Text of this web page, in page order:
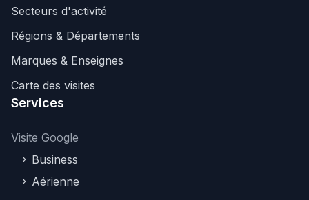
Secteurs d'activité
Régions & Départements
Marques & Enseignes
Carte des visites
Services
Visite Google
Business
Aérienne